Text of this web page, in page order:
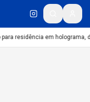
residência em holograma,